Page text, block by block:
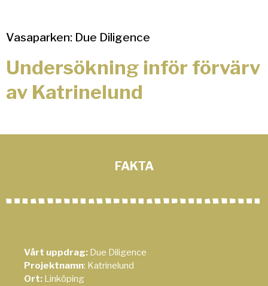
Vasaparken: Due Diligence
Undersökning inför förvärv
av Katrinelund
FAKTA
Vårt uppdrag: Due Diligence
Projektnamn: Katrinelund
Ort: Linköping